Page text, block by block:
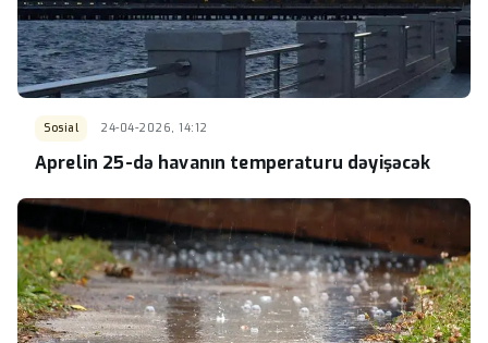
Sosial 24-04-2026, 14:12
Aprelin 25-də havanın temperaturu dəyişəcək